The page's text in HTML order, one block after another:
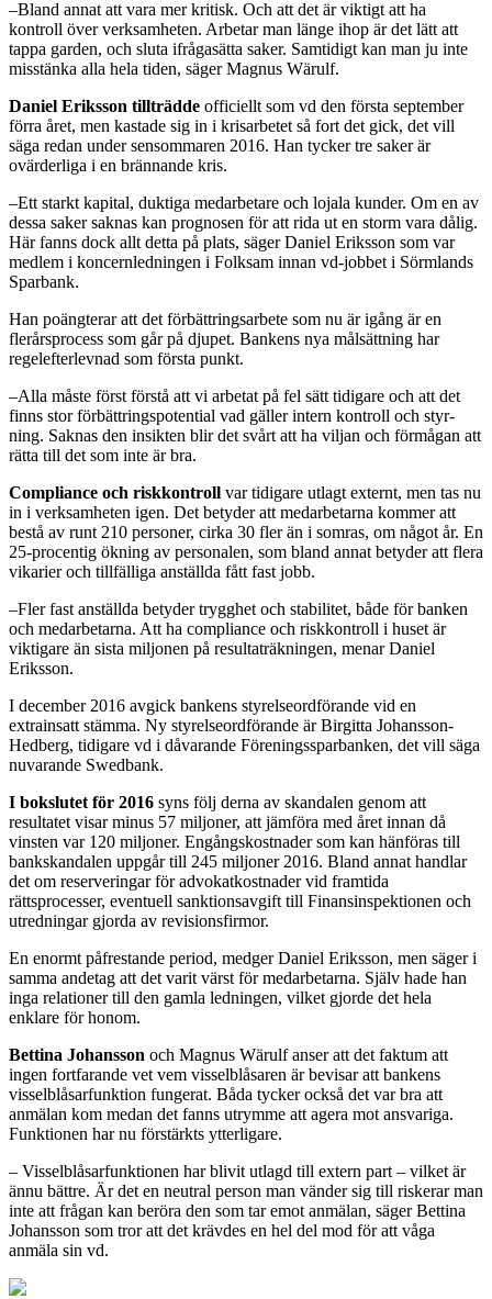
–Bland annat att vara mer kri­tisk. Och att det är viktigt att ha
kontroll över verksamheten. Arbe­tar man länge ihop är det lätt att
tappa garden, och sluta ifrågasätta saker. Samtidigt kan man ju inte
misstänka alla hela tiden, säger Magnus Wärulf.
Daniel Eriksson tillträdde officiellt som vd den första septem­ber
förra året, men kastade sig in i krisarbetet så fort det gick, det vill
säga redan under sensomma­ren 2016. Han tycker tre saker är
ovärderliga i en brännande kris.
–Ett starkt kapital, duktiga medarbetare och lojala kunder. Om en av
dessa saker saknas kan prognosen för att rida ut en storm vara dålig.
Här fanns dock allt detta på plats, säger Daniel Eriksson som var
medlem i koncernled­ningen i Folksam innan vd-­jobbet i Sörmlands
Sparbank.
Han poängterar att det förbätt­ringsarbete som nu är igång är en
flerårsprocess som går på dju­pet. Bankens nya målsättning har
regelefterlevnad som första punkt.
–Alla måste först förstå att vi arbetat på fel sätt tidigare och att det
finns stor förbättringspotential vad gäller intern kontroll och styr­
ning. Saknas den insikten blir det svårt att ha viljan och förmågan att
rätta till det som inte är bra.
Compliance och riskkontroll var tidigare utlagt externt, men tas nu
in i verksamheten igen. Det betyder att medarbetarna kom­mer att
bestå av runt 210 perso­ner, cirka 30 fler än i somras, om något år. En
25-­procentig ökning av personalen, som bland annat betyder att flera
vikarier och till­fälliga anställda fått fast jobb.
–Fler fast anställda betyder trygghet och stabilitet, både för banken
och medarbetarna. Att ha compliance och riskkontroll i huset är
viktigare än sista miljo­nen på resultaträkningen, menar Daniel
Eriksson.
I december 2016 avgick bankens sty­relseordförande vid en
extrainsatt stämma. Ny styrelseordförande är Birgitta Johansson­-
Hedberg, tidigare vd i dåvarande Förenings­sparbanken, det vill säga
nuvaran­de Swedbank.
I bokslutet för 2016 syns följ­ derna av skandalen genom att
resultatet visar minus 57 miljo­ner, att jämföra med året inn­an då
vinsten var 120 miljoner. Engångskostnader som kan hän­föras till
bankskandalen uppgår till 245 miljoner 2016. Bland annat handlar
det om reserveringar för advokatkostnader vid framtida
rättsprocesser, eventuell sank­tionsavgift till Finansinspektionen och
utredningar gjorda av revisionsfirmor.
En enormt påfrestande peri­od, medger Daniel Eriksson, men säger i
samma andetag att det varit värst för medarbetarna. Själv hade han
inga relationer till den gamla ledningen, vilket gjorde det hela
enklare för honom.
Bettina Johansson och Magnus Wärulf anser att det faktum att
ingen fortfarande vet vem visselblåsaren är bevisar att bankens
visselblåsarfunktion fungerat. Båda tycker också det var bra att
anmälan kom medan det fanns utrymme att agera mot ansvari­ga.
Funktionen har nu förstärkts ytterligare.
– Visselblåsarfunktionen har bli­vit utlagd till extern part – vilket är
ännu bättre. Är det en neutral person man vänder sig till riske­rar man
inte att frågan kan berö­ra den som tar emot anmälan, säger Bettina
Johansson som tror att det krävdes en hel del mod för att våga
anmäla sin vd.